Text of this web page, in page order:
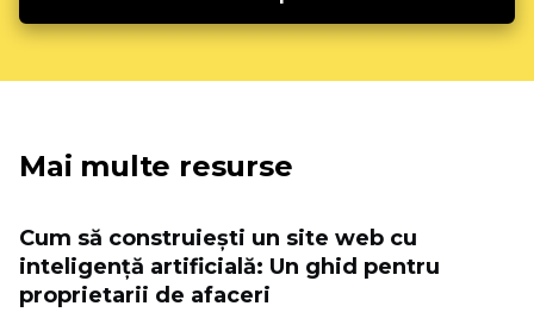
Mai multe resurse
Cum să construiești un site web cu
inteligență artificială: Un ghid pentru
proprietarii de afaceri